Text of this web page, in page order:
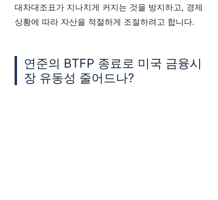
대차대조표가 지나치게 커지는 것을 방지하고, 경제
상황에 따라 자산을 적절하게 조절하려고 합니다.
연준의 BTFP 종료로 미국 금융시
장 유동성 줄어드나?